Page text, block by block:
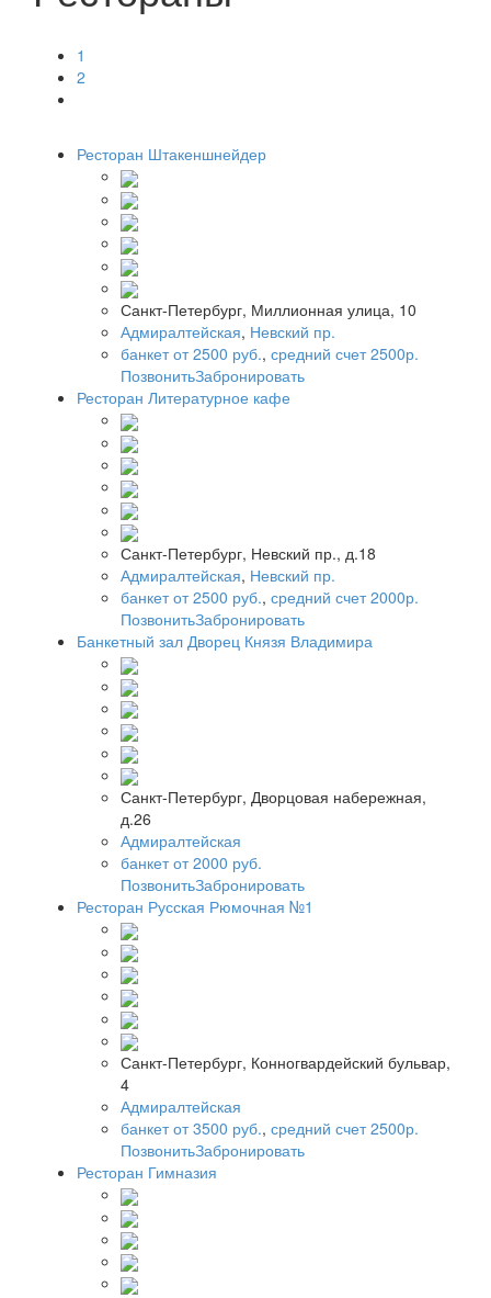
1
2
Ресторан Штакеншнейдер
Санкт-Петербург, Миллионная улица, 10
Адмиралтейская, Невский пр.
банкет от 2500 руб., средний счет 2500р.
ПозвонитьЗабронировать
Ресторан Литературное кафе
Санкт-Петербург, Невский пр., д.18
Адмиралтейская, Невский пр.
банкет от 2500 руб., средний счет 2000р.
ПозвонитьЗабронировать
Банкетный зал Дворец Князя Владимира
Санкт-Петербург, Дворцовая набережная,
д.26
Адмиралтейская
банкет от 2000 руб.
ПозвонитьЗабронировать
Ресторан Русская Рюмочная №1
Санкт-Петербург, Конногвардейский бульвар,
4
Адмиралтейская
банкет от 3500 руб., средний счет 2500р.
ПозвонитьЗабронировать
Ресторан Гимназия